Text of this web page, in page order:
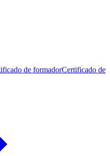
de formadorCertificado de